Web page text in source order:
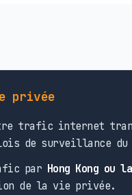
privée
trafic internet
de surveillance du
par Hong Kong ou
de la vie privée.